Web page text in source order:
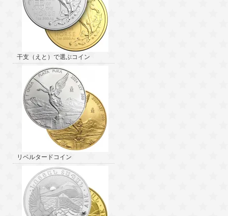
干支（えと）で選ぶコイン
リベルタードコイン